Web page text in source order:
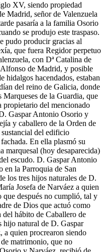
XV, siendo propiedad
Madrid, señor de Valenzuela
pasaría a la familia Osorio
se produjo este traspaso.
pudo producir gracias al
que fuera Regidor perpetuo
con Dª Catalina de
de Madrid, y posible
hidalgos hacendados, estaban
del reino de Galicia, donde
Marqueses de la Guardia, que
propietario del mencionado
Gaspar Antonio Osorio y
y caballero de la Orden de
del edificio
En ella plasmó su
marquesal (hoy desaparecida)
escudo. D. Gaspar Antonio
en la Parroquia de San
los tres hijos naturales de D.
Josefa de Narváez a quien
después no cumplió, tal y
de Dios que actuó como
del hábito de Caballero de
natural de D. Gaspar
a quien procrearon siendo
matrimonio, que no